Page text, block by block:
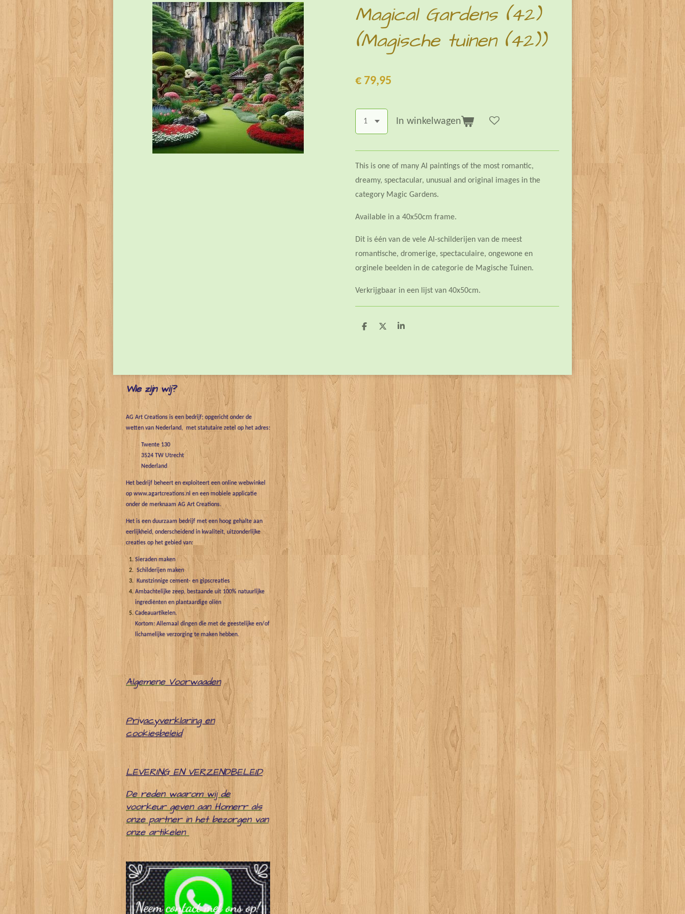
Magical Gardens (42)
(Magische tuinen (42))
€ 79,95
In winkelwagen
This is one of many AI paintings of the most romantic,
dreamy, spectacular, unusual and original images in the
category Magic Gardens.
Available in a 40x50cm frame.
Dit is één van de vele AI-schilderijen van de meest
romantische, dromerige, spectaculaire, ongewone en
orginele beelden in de categorie de Magische Tuinen.
Verkrijgbaar in een lijst van 40x50cm.
D
D
S
Wie zijn wij?
AG Art Creations is een bedrijf; opgericht onder de
wetten van Nederland, met statutaire zetel op het adres:
Twente 130
3524 TW Utrecht
Nederland
Het bedrijf beheert en exploiteert een online webwinkel
op www.agartcreations.nl en een mobiele applicatie
onder de merknaam AG Art Creations.
Het is een duurzaam bedrijf met een hoog gehalte aan
eerlijkheid, onderscheidend in kwaliteit, uitzonderlijke
creaties op het gebied van:
Sieraden maken
Schilderijen maken
Kunstzinnige cement- en gipscreaties
Ambachtelijke zeep, bestaande uit 100% natuurlijke
ingrediënten en plantaardige oliën
Cadeauartikelen.
Kortom: Allemaal dingen die met de geestelijke en/of
lichamelijke verzorging te maken hebben.
Algemene Voorwaaden
Privacyverklaring en
cookiesbeleid
LEVERING EN VERZENDBELEID
De reden waarom wij de
voorkeur geven aan Homerr als
onze partner in het bezorgen van
onze artikelen